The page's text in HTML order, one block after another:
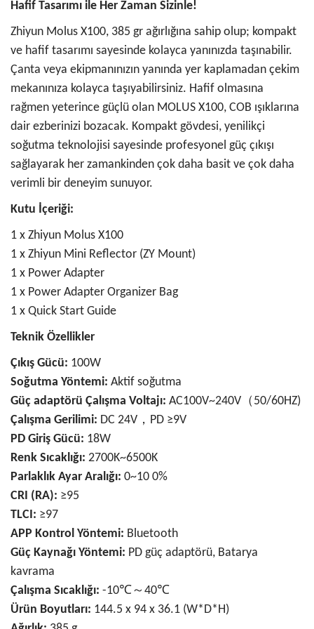
Hafif Tasarımı ile Her Zaman Sizinle!
Zhiyun Molus X100, 385 gr ağırlığına sahip olup; kompakt
ve hafif tasarımı sayesinde kolayca yanınızda taşınabilir.
Çanta veya ekipmanınızın yanında yer kaplamadan çekim
mekanınıza kolayca taşıyabilirsiniz. Hafif olmasına
rağmen yeterince güçlü olan MOLUS X100, COB ışıklarına
dair ezberinizi bozacak. Kompakt gövdesi, yenilikçi
soğutma teknolojisi sayesinde profesyonel güç çıkışı
sağlayarak her zamankinden çok daha basit ve çok daha
verimli bir deneyim sunuyor.
Kutu İçeriği:
1 x Zhiyun Molus X100
1 x Zhiyun Mini Reflector (ZY Mount)
1 x Power Adapter
1 x Power Adapter Organizer Bag
1 x Quick Start Guide
Teknik Özellikler
Çıkış Gücü: 100W
Soğutma Yöntemi: Aktif soğutma
Güç adaptörü Çalışma Voltajı: AC100V~240V（50/60HZ)
Çalışma Gerilimi: DC 24V，PD ≥9V
PD Giriş Gücü: 18W
Renk Sıcaklığı: 2700K~6500K
Parlaklık Ayar Aralığı: 0~10 0%
CRI (RA): ≥95
TLCI: ≥97
APP Kontrol Yöntemi: Bluetooth
Güç Kaynağı Yöntemi: PD güç adaptörü, Batarya
kavrama
Çalışma Sıcaklığı: -10℃～40℃
Ürün Boyutları: 144.5 x 94 x 36.1 (W*D*H)